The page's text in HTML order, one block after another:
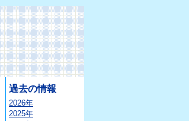
過去の情報
2026年
2025年